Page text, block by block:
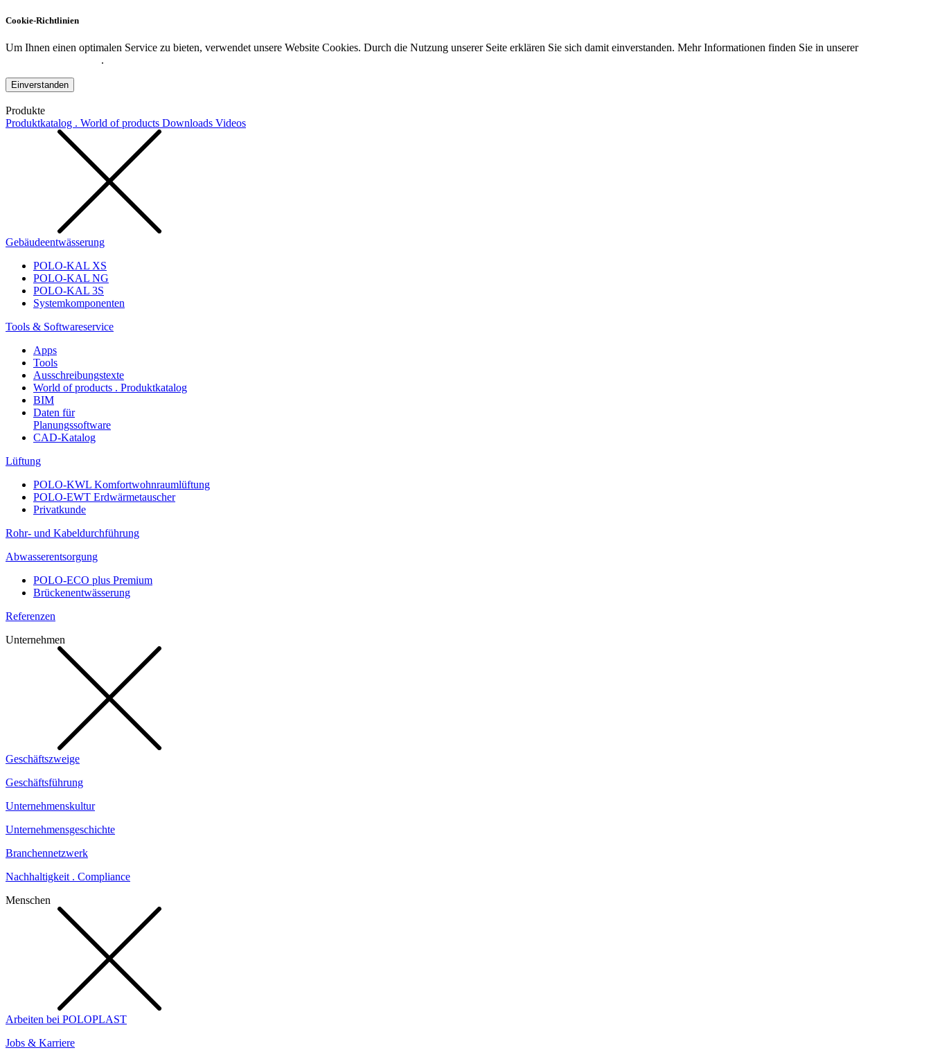
Cookie-Richtlinien
Um Ihnen einen optimalen Service zu bieten, verwendet unsere Website Cookies. Durch die Nutzung unserer Seite erklären Sie sich damit einverstanden. Mehr Informationen finden Sie in unserer
.
Einverstanden
Produkte
Produktkatalog . World of products Downloads Videos
Gebäudeentwässerung
POLO-KAL XS
POLO-KAL NG
POLO-KAL 3S
Systemkomponenten
Tools & Softwareservice
Apps
Tools
Ausschreibungstexte
World of products . Produktkatalog
BIM
Daten für
Planungssoftware
CAD-Katalog
Lüftung
POLO-KWL Komfortwohnraumlüftung
POLO-EWT Erdwärmetauscher
Privatkunde
Rohr- und Kabeldurchführung
Abwasserentsorgung
POLO-ECO plus Premium
Brückenentwässerung
Referenzen
Unternehmen
Geschäftszweige
Geschäftsführung
Unternehmenskultur
Unternehmensgeschichte
Branchennetzwerk
Nachhaltigkeit . Compliance
Menschen
Arbeiten bei POLOPLAST
Jobs & Karriere